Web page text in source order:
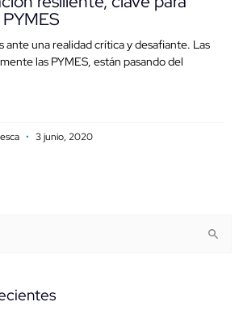
ante una realidad crítica y desafiante. Las
las PYMES, están pasando del
3 junio, 2020